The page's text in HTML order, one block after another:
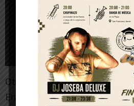
Otras noticias de interés:
Entidades de Tudela plantan